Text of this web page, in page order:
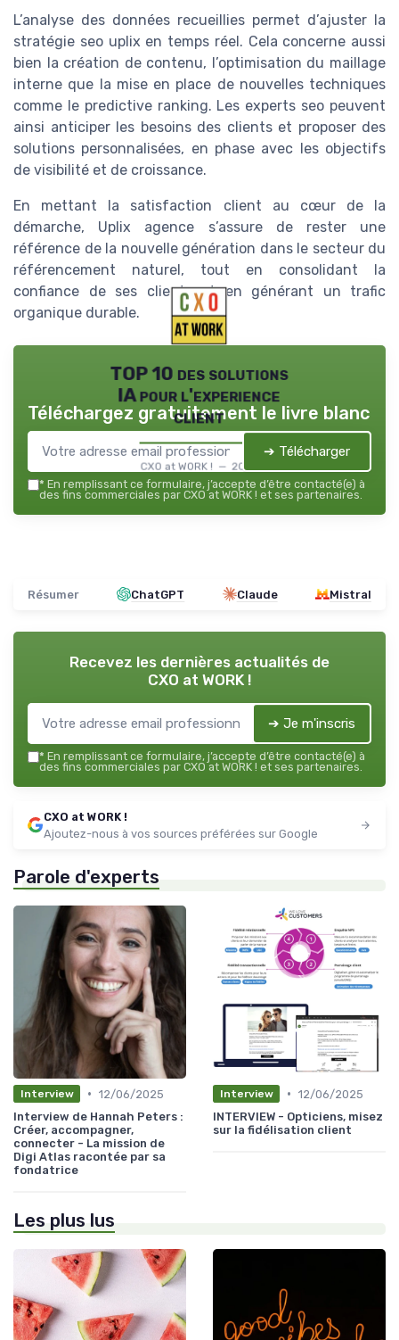
L’analyse des données recueillies permet d’ajuster la
stratégie seo uplix en temps réel. Cela concerne aussi
bien la création de contenu, l’optimisation du maillage
interne que la mise en place de nouvelles techniques
comme le predictive ranking. Les experts seo peuvent
ainsi anticiper les besoins des clients et proposer des
solutions personnalisées, en phase avec les objectifs
de visibilité et de croissance.
En mettant la satisfaction client au cœur de la
démarche, Uplix agence s’assure de rester une
référence de la nouvelle génération dans le secteur du
référencement naturel, tout en consolidant la
confiance de ses clients et en générant un trafic
organique durable.
TOP 10 des solutions
IA pour l'experience
client
CXO at WORK ! — 2026
Téléchargez gratuitement le livre blanc
➔ Télécharger
* En remplissant ce formulaire, j’accepte d’être contacté(e) à
des fins commerciales par CXO at WORK ! et ses partenaires.
Résumer ChatGPT Claude Mistral
Recevez les dernières actualités de
CXO at WORK !
➔ Je m'inscris
* En remplissant ce formulaire, j’accepte d’être contacté(e) à
des fins commerciales par CXO at WORK ! et ses partenaires.
CXO at WORK !
Ajoutez-nous à vos sources préférées sur Google
Parole d'experts
Interview • 12/06/2025
Interview de Hannah Peters :
Créer, accompagner,
connecter - La mission de
Digi Atlas racontée par sa
fondatrice
Interview • 12/06/2025
INTERVIEW - Opticiens, misez
sur la fidélisation client
Les plus lus